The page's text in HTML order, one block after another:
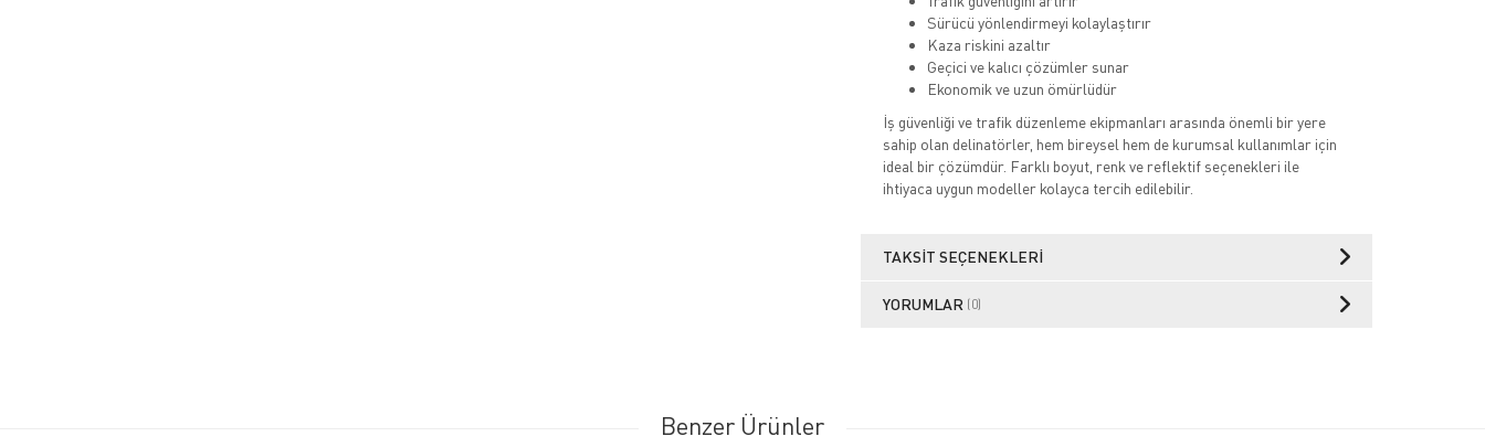
Sürücü yönlendirmeyi kolaylaştırır
Kaza riskini azaltır
Geçici ve kalıcı çözümler sunar
Ekonomik ve uzun ömürlüdür
İş güvenliği ve trafik düzenleme ekipmanları arasında önemli bir yere
sahip olan delinatörler, hem bireysel hem de kurumsal kullanımlar için
ideal bir çözümdür. Farklı boyut, renk ve reflektif seçenekleri ile
ihtiyaca uygun modeller kolayca tercih edilebilir.
TAKSIT SEÇENEKLERI
YORUMLAR (0)
Benzer Ürünler